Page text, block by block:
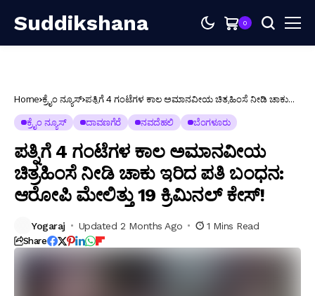
Suddikshana 0
Home ಕ್ರೈಂ ನ್ಯೂಸ್ ಪತ್ನಿಗೆ 4 ಗಂಟೆಗಳ ಕಾಲ ಅಮಾನವೀಯ ಚಿತ್ರಹಿಂಸೆ ನೀಡಿ ಚಾಕು
ಕ್ರೈಂ ನ್ಯೂಸ್ ದಾವಣಗೆರೆ ನವದೆಹಲಿ ಬೆಂಗಳೂರು
ಪತ್ನಿಗೆ 4 ಗಂಟೆಗಳ ಕಾಲ ಅಮಾನವೀಯ
ಚಿತ್ರಹಿಂಸೆ ನೀಡಿ ಚಾಕು ಇರಿದ ಪತಿ ಬಂಧನ:
ಆರೋಪಿ ಮೇಲಿತ್ತು 19 ಕ್ರಿಮಿನಲ್ ಕೇಸ್!
Yogaraj Updated 2 Months Ago 1 Mins Read
Share